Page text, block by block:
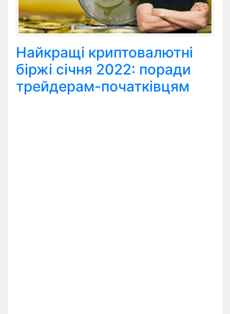
Найкращі криптовалютні
біржі січня 2022: поради
трейдерам-початківцям